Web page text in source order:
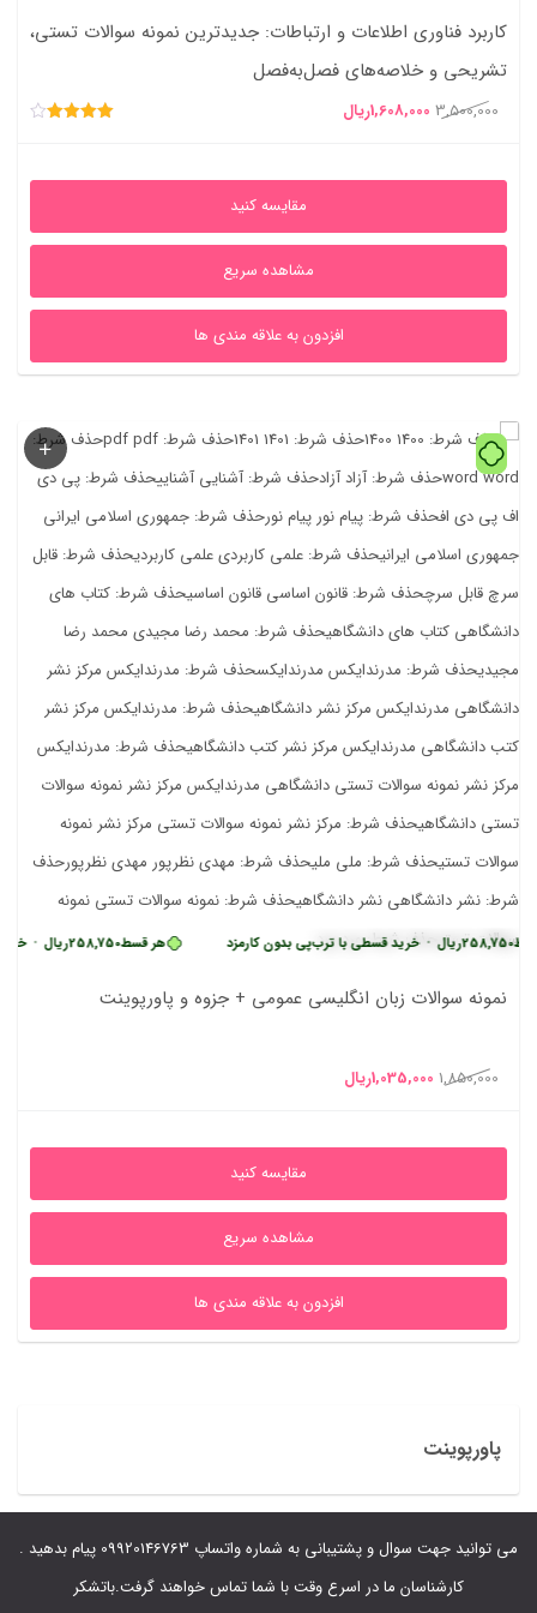
کاربرد فناوری اطلاعات و ارتباطات: جدیدترین نمونه سوالات تستی،
تشریحی و خلاصه‌های فصل‌به‌فصل
3,500,000 قیمت
3,500,000ریال
1,608,000ریال
1,608,000ریال
مقایسه کنید
مشاهده سریع
افزدون به علاقه مندی ها
هر قسط258,750ریال • خرید 258,750ریال • خرید قسطی با ترب‌پی بدون کارمزد
44%
نمونه سوالات زبان انگلیسی عمومی + جزوه و پاورپوینت
1,850,000 قیمت
1,850,000ریال
1,035,000ریال
1,035,000ریال
مقایسه کنید
مشاهده سریع
افزدون به علاقه مندی ها
پاورپوینت
می توانید جهت سوال و پشتیبانی به شماره واتساپ 09920146763 پیام بدهید .
کارشناسان ما در اسرع وقت با شما تماس خواهند گرفت.باتشکر